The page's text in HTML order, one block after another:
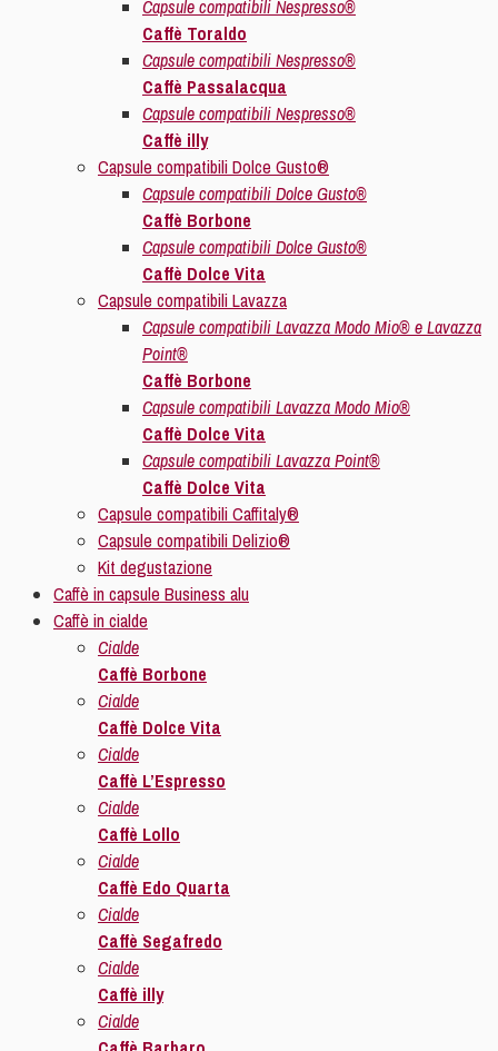
Capsule compatibili Nespresso®
Caffè Toraldo
Capsule compatibili Nespresso®
Caffè Passalacqua
Capsule compatibili Nespresso®
Caffè illy
Capsule compatibili Dolce Gusto®
Capsule compatibili Dolce Gusto®
Caffè Borbone
Capsule compatibili Dolce Gusto®
Caffè Dolce Vita
Capsule compatibili Lavazza
Capsule compatibili Lavazza Modo Mio® e Lavazza
Point®
Caffè Borbone
Capsule compatibili Lavazza Modo Mio®
Caffè Dolce Vita
Capsule compatibili Lavazza Point®
Caffè Dolce Vita
Capsule compatibili Caffitaly®
Capsule compatibili Delizio®
Kit degustazione
Caffè in capsule Business alu
Caffè in cialde
Cialde
Caffè Borbone
Cialde
Caffè Dolce Vita
Cialde
Caffè L’Espresso
Cialde
Caffè Lollo
Cialde
Caffè Edo Quarta
Cialde
Caffè Segafredo
Cialde
Caffè illy
Cialde